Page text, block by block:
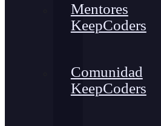
Mentores
KeepCoders
Comunidad
KeepCoders